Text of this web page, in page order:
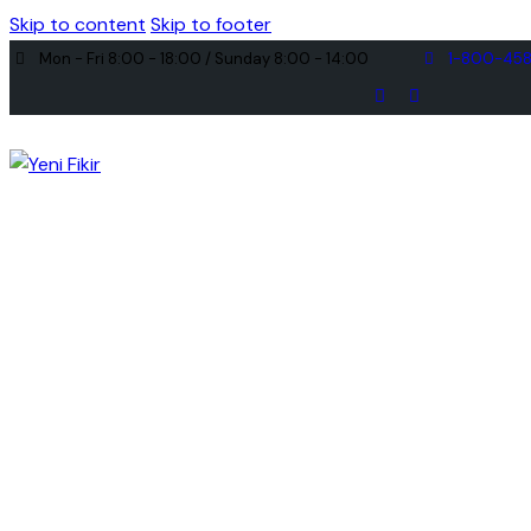
Skip to content Skip to footer
Mon - Fri 8:00 - 18:00 / Sunday 8:00 - 14:00 1-800-